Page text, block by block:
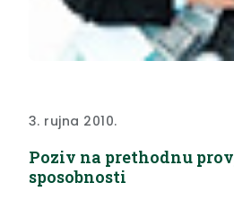
3. rujna 2010.
Poziv na prethodnu
sposobnosti